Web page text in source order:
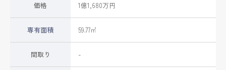
価格 1億1,680万円
専有面積 59.77㎡
間取り -